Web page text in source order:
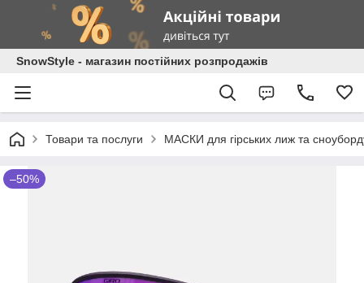
SnowStyle - магазин постійних розпродажів
Товари та послуги МАСКИ для гірських лиж та
–50%